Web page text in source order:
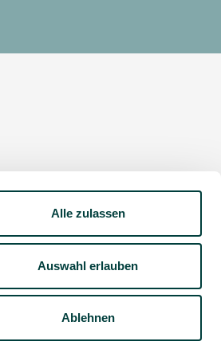
Alle zulassen
Auswahl erlauben
Ablehnen